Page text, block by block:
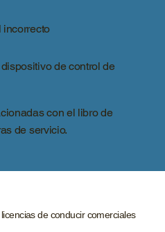
incorrecto
de control de
con el libro de
de servicio.
de conducir comerciales